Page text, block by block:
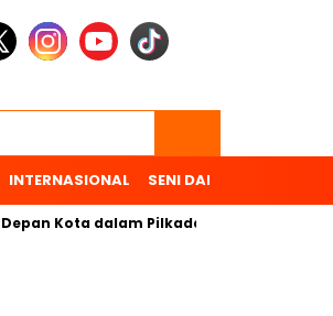
INTERNASIONAL SENI DAN BUDAYA
Kota dalam Pilkada